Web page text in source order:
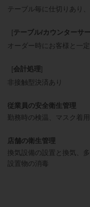
テーブル毎に仕切りあり
[テーブル/カウンターサ
オーダー時にお客様と一
[会計処理]
非接触型決済あり
従業員の安全衛生管理
勤務時の検温
マスク着用
店舗の衛生管理
換気設備の設置と換気
設置物の消毒